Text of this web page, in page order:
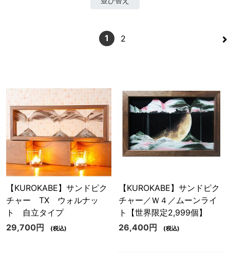
>
1 2
【KUROKABE】サンドピク
チャー TX ウォルナッ
ト 自立タイプ
29,700円
(税込)
【KUROKABE】サンドピク
チャー／Ｗ４／ムーンライ
ト【世界限定2,999個】
26,400円
(税込)